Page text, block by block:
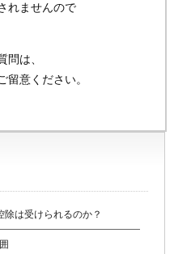
れませんので
問は、
留意ください。
は受けられるのか？